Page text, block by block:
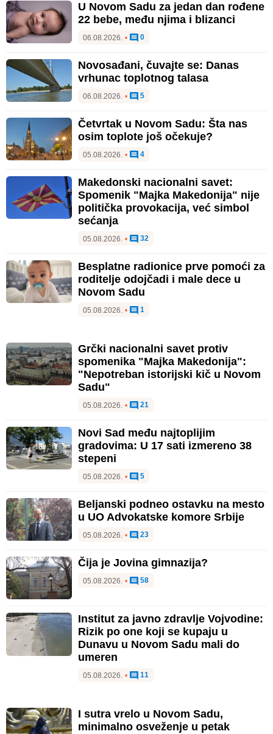
U Novom Sadu za jedan dan rođene
22 bebe, među njima i blizanci
06.08.2026. • 0
Novosađani, čuvajte se: Danas
vrhunac toplotnog talasa
06.08.2026. • 5
Četvrtak u Novom Sadu: Šta nas
osim toplote još očekuje?
05.08.2026. • 4
Makedonski nacionalni savet:
Spomenik "Majka Makedonija" nije
politička provokacija, već simbol
sećanja
05.08.2026. • 32
Besplatne radionice prve pomoći za
roditelje odojčadi i male dece u
Novom Sadu
05.08.2026. • 1
Grčki nacionalni savet protiv
spomenika "Majka Makedonija":
"Nepotreban istorijski kič u Novom
Sadu"
05.08.2026. • 21
Novi Sad među najtoplijim
gradovima: U 17 sati izmereno 38
stepeni
05.08.2026. • 5
Beljanski podneo ostavku na mesto
u UO Advokatske komore Srbije
05.08.2026. • 23
Čija je Jovina gimnazija?
05.08.2026. • 58
Institut za javno zdravlje Vojvodine:
Rizik po one koji se kupaju u
Dunavu u Novom Sadu mali do
umeren
05.08.2026. • 11
I sutra vrelo u Novom Sadu,
minimalno osveženje u petak